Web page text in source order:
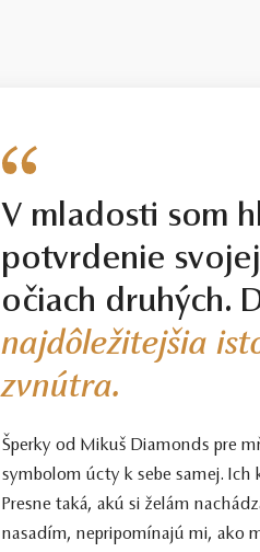
parametre sú rovnaké
výraznými viditeľnými
Na rozdiel od stupňa
vyšší stupeň SELECT, no
však tieto diamanty
Select / náš tip
Toto je kameň, ktorý
starostlivo vybraný
Top / vysoká kvalita
Diamant spĺňajúci
Certifikácia diamantov
Všetky naše diamanty o
porovnanie kvality
diamantového šperku
V mladosti som
potvrdenie
očiach druhých.
najdôležitejšia
zvnútra.
Šperky od Mikuš Diamonds pre
symbolom úcty k sebe samej. Ich
Presne taká, akú si želám
nasadím, nepripomínajú mi, ako